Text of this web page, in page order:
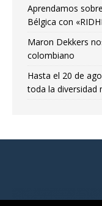
Aprendamos
Bélgica con
Maron Dekkers
colombiano
Hasta el 20 de
toda la diversidad